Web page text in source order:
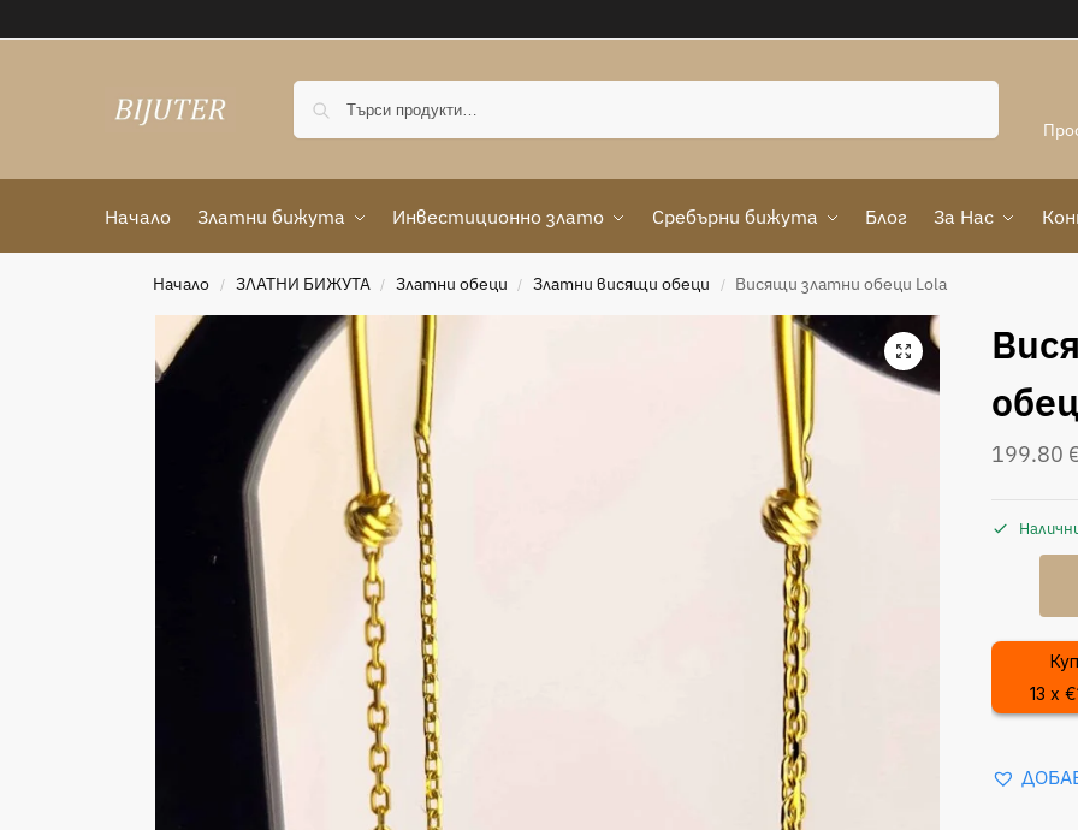
Начало Златни бижута Инвестиционно злато Сребърни бижута Блог За Нас
Начало / ЗЛАТНИ БИЖУТА / Златни обеци / Златни висящи обеци / Висящи златни обеци Lola
199.80
13 x